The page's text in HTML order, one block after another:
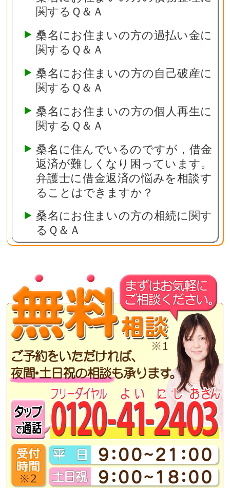
関するＱ＆Ａ
桑名にお住まいの方の過払い金に
関するＱ＆Ａ
桑名にお住まいの方の自己破産に
関するＱ＆Ａ
桑名にお住まいの方の個人再生に
関するＱ＆Ａ
桑名に住んでいるのですが，借金
返済が難しくなり困っています。
弁護士に借金返済の悩みを相談す
ることはできますか？
桑名にお住まいの方の相続に関す
るＱ＆Ａ